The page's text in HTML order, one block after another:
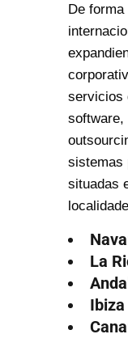
De
servicios
software,
sistemas
situadas
La
Ibiza